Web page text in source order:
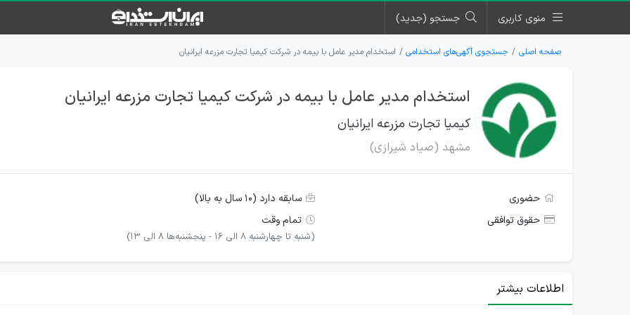
منوی کاربری جستجو (جدید)
صفحه اصلی جستجوی آگهی‌های استخدامی استخدام مدیر عامل با بیمه در شرکت کیمیا تجارت مزرعه ایرانیان
استخدام مدیر عامل با بیمه در شرکت کیمیا تجارت مزرعه ایرانیان
کیمیا تجارت مزرعه ایرانیان
مشهد (صیاد شیرازی)
حضوری
سابقه دارد (۱۰ سال به بالا)
حقوق توافقی
تمام وقت
(شنبه تا چهارشنبه 8 الی 16 - پنجشنبه‌ها 8 الی 13)
اطلاعات بیشتر